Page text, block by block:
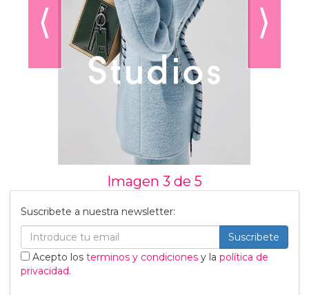
⟨ ⟩
Imagen 3 de 5
Suscribete a nuestra newsletter:
Suscribete
Acepto los terminos y condiciones y la política de
privacidad.